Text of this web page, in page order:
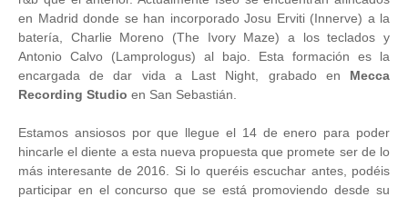
en Madrid donde se han incorporado Josu Erviti (Innerve) a la
batería, Charlie Moreno (The Ivory Maze) a los teclados y
Antonio Calvo (Lamprologus) al bajo. Esta formación es la
encargada de dar vida a Last Night, grabado en Mecca
Recording Studio en San Sebastián.
Estamos ansiosos por que llegue el 14 de enero para poder
hincarle el diente a esta nueva propuesta que promete ser de lo
más interesante de 2016. Si lo queréis escuchar antes, podéis
participar en el concurso que se está promoviendo desde su